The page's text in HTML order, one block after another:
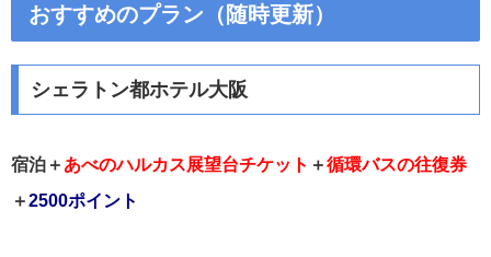
おすすめのプラン（随時更新）
シェラトン都ホテル大阪
宿泊＋ あべのハルカス展望台チケット ＋循環バスの往復券
＋2500ポイント